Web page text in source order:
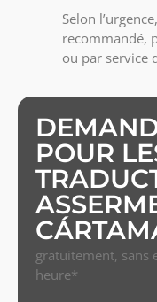
Selon
recommandé,
ou par service
POUR
gratuitement, sans
heure*